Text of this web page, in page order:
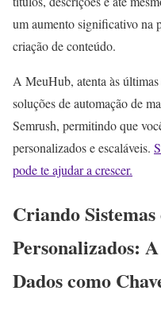
um aumento significativo na
criação de conteúdo.
A MeuHub, atenta às
soluções de automação de
Semrush, permitindo que
personalizados e escaláveis.
pode te ajudar a crescer.
Criando
Personalizados:
Dados como